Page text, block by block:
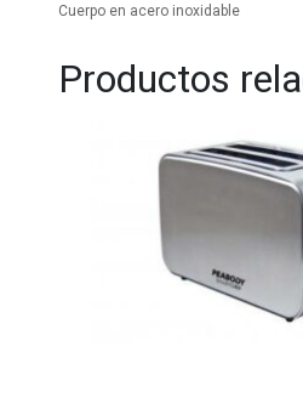
Cuerpo en acero inoxidable
Productos